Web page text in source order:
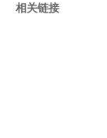
相关链接